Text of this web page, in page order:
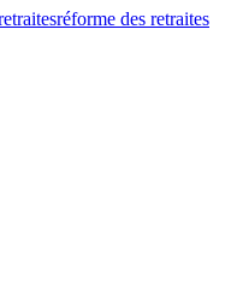
réforme des retraites